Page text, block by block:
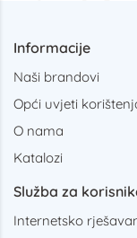
Informacije
Naši brandovi
Opći uvjeti
O nama
Katalozi
Služba za
Internetsko